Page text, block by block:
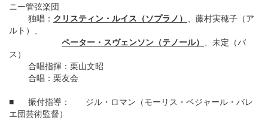
ニー管弦楽団
独唱： クリスティン・ルイス（ソプラノ） 、藤村実穂子（ア
ルト）、
ペーター・スヴェンソン（テノール） 、未定（バ
ス）
合唱指揮：栗山文昭
合唱：栗友会
■ 振付指導：
ジル・ロマン（モーリス・ベジャール・バレ
エ団芸術監督）